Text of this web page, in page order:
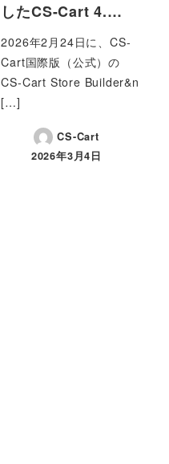
したCS-Cart 4.…
2026年2月24日に、CS-
Cart国際版（公式）の
CS-Cart Store Builder&n
[…]
CS-Cart
投稿日
2026年3月4日